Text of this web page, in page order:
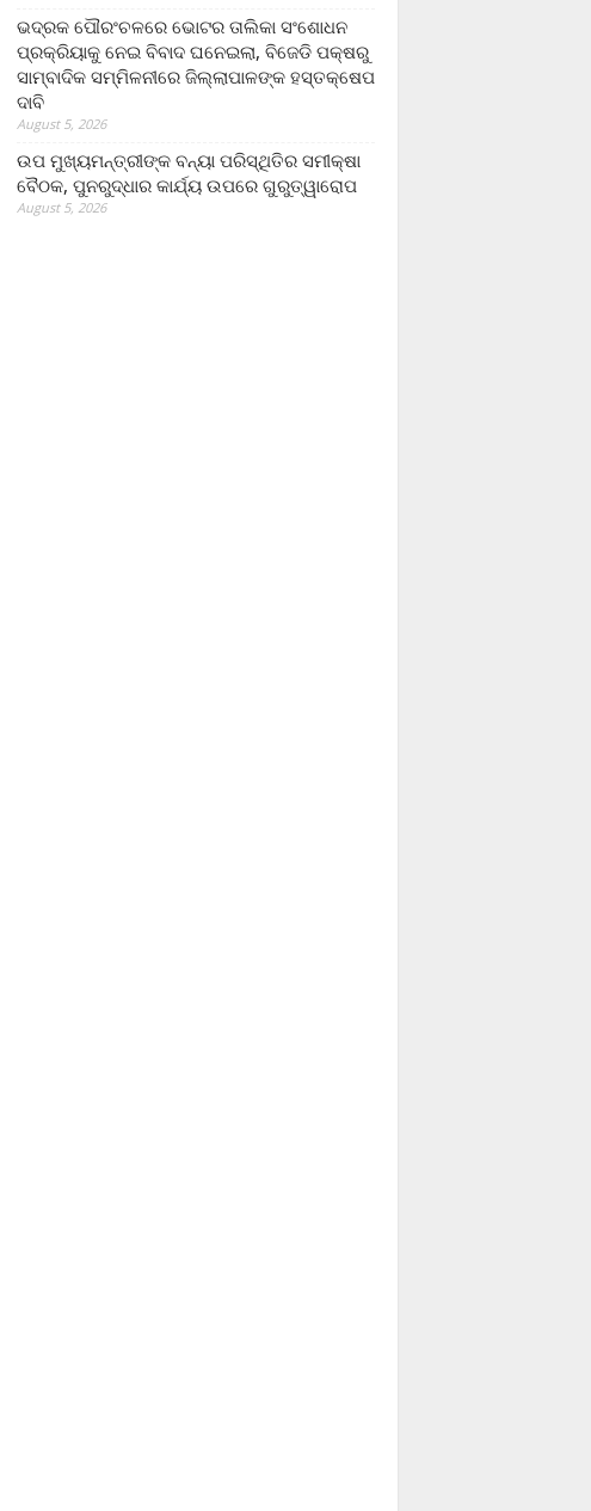
ଭଦ୍ରକ ପୌରଂଚଳରେ ଭୋଟର ତାଲିକା ସଂଶୋଧନ
ପ୍ରକ୍ରିୟାକୁ ନେଇ ବିବାଦ ଘନେଇଲା, ବିଜେଡି ପକ୍ଷରୁ
ସାମ୍ବାଦିକ ସମ୍ମିଳନୀରେ ଜିଲ୍ଲାପାଳଙ୍କ ହସ୍ତକ୍ଷେପ
ଦାବି
August 5, 2026
ଉପ ମୁଖ୍ୟମନ୍ତ୍ରୀଙ୍କ ବନ୍ୟା ପରିସ୍ଥିତିର ସମୀକ୍ଷା
ବୈଠକ, ପୁନରୁଦ୍ଧାର କାର୍ଯ୍ୟ ଉପରେ ଗୁରୁତ୍ୱାରୋପ
August 5, 2026